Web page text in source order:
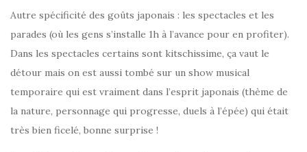
Autre spécificité des goûts japonais : les spectacles et les
parades (où les gens s’installe 1h à l’avance pour en profiter).
Dans les spectacles certains sont kitschissime, ça vaut le
détour mais on est aussi tombé sur un show musical
temporaire qui est vraiment dans l’esprit japonais (thème de
la nature, personnage qui progresse, duels à l’épée) qui était
très bien ficelé, bonne surprise !